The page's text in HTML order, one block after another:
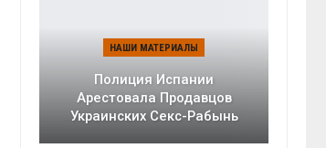
НАШИ МАТЕРИАЛЫ
Полиция Испании
Арестовала Продавцов
Украинских Секс-Рабынь